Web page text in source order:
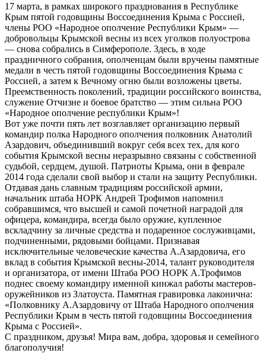
17 марта, в рамках широкого празднования в Республике
Крым пятой годовщины Воссоединения Крыма с Россией,
члены РОО «Народное ополчение Республики Крым» —
добровольцы Крымской весны из всех уголков полуострова
— снова собрались в Симферополе. Здесь, в ходе
праздничного собрания, ополченцам были вручены памятные
медали в честь пятой годовщины Воссоединения Крыма с
Россией, а затем к Вечному огню были возложены цветы.
Преемственность поколений, традиции российского воинства,
служение Отчизне и боевое братство — этим сильна РОО
«Народное ополчение республики Крым»!
Вот уже почти пять лет возглавляет организацию первый
командир полка Народного ополчения полковник Анатолий
Азардович, объединивший вокруг себя всех тех, для кого
события Крымской весны неразрывно связаны с собственной
судьбой, сердцем, душой. Патриоты Крыма, они в феврале
2014 года сделали свой выбор и стали на защиту Республики.
Отдавая дань славным традициям российской армии,
начальник штаба НОРК Андрей Трофимов напомнил
собравшимся, что высшей и самой почетной наградой для
офицера, командира, всегда было оружие, купленное
вскладчину за личные средства и подаренное сослуживцами,
подчиненными, рядовыми бойцами. Признавая
исключительные человеческие качества А.Азардовича, его
вклад в события Крымской весны-2014, талант руководителя
и организатора, от имени Штаба РОО НОРК А.Трофимов
поднес своему командиру именной кинжал работы мастеров-
оружейников из Златоуста. Памятная гравировка лаконична:
«Полковнику А.Азардовичу от Штаба Народного ополчения
Республики Крым в честь пятой годовщины Воссоединения
Крыма с Россией».
С праздником, друзья! Мира вам, добра, здоровья и семейного
благополучия!